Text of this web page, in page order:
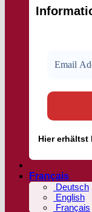
Hiererhältst
Français
Deutsch
English
Français